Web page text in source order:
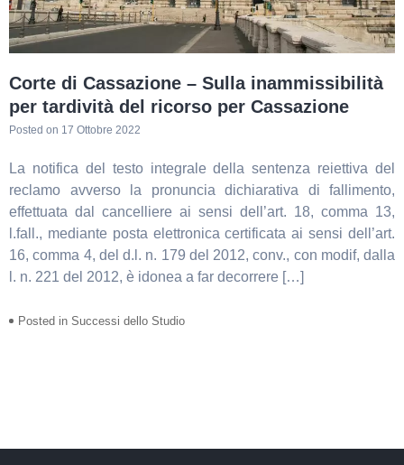
Corte di Cassazione – Sulla inammissibilità
per tardività del ricorso per Cassazione
Posted on 17 Ottobre 2022
La notifica del testo integrale della sentenza reiettiva del
reclamo avverso la pronuncia dichiarativa di fallimento,
effettuata dal cancelliere ai sensi dell’art. 18, comma 13,
l.fall., mediante posta elettronica certificata ai sensi dell’art.
16, comma 4, del d.l. n. 179 del 2012, conv., con modif, dalla
l. n. 221 del 2012, è idonea a far decorrere […]
Posted in Successi dello Studio